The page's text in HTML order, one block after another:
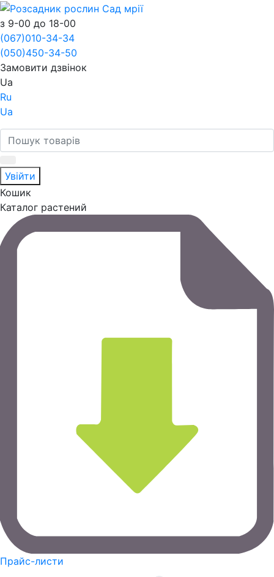
з 9-00 до 18-00
(067)010-34-34
(050)450-34-50
Замовити дзвінок
Ua
Ru
Ua
Увійти
Кошик
Каталог растений
Прайс-листи